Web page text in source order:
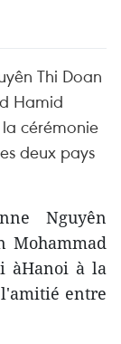
Thi Doan
Hamid
cérémonie
deux pays
Nguyên
Mohammad
àHanoi à la
entre